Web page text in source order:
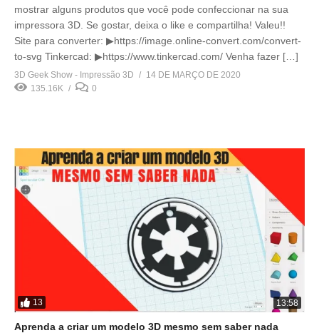
mostrar alguns produtos que você pode confeccionar na sua
impressora 3D. Se gostar, deixa o like e compartilha! Valeu!!
Site para converter: ▶https://image.online-convert.com/convert-
to-svg Tinkercad: ▶https://www.tinkercad.com/ Venha fazer […]
3D Geek Show - Impressão 3D
14 DE MARÇO DE 2020
135.16K
0
13 13:58
Aprenda a criar um modelo 3D mesmo sem saber nada